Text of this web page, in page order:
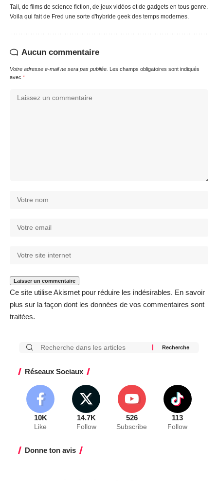
Tail, de films de science fiction, de jeux vidéos et de gadgets en tous genre.
Voila qui fait de Fred une sorte d'hybride geek des temps modernes.
Aucun commentaire
Votre adresse e-mail ne sera pas publiée. Les champs obligatoires sont indiqués
avec *
Ce site utilise Akismet pour réduire les indésirables. En savoir
plus sur la façon dont les données de vos commentaires sont
traitées.
Réseaux Sociaux
10K
Like
14.7K
Follow
526
Subscribe
113
Follow
Donne ton avis